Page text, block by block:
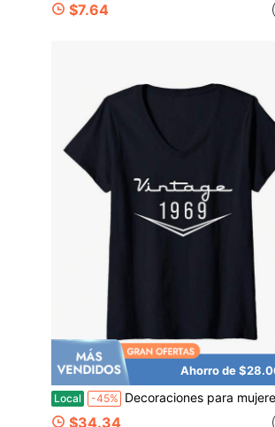
$7.64
Ahorro de
Local -45% Decoraciones para mujeres de 57 años -
$34.34